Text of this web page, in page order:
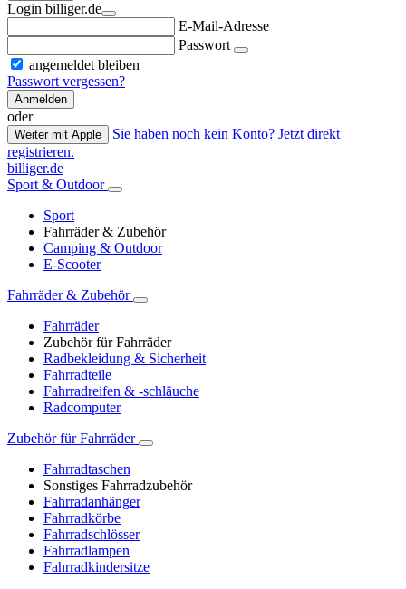
Login billiger.de
E-Mail-Adresse
Passwort
angemeldet bleiben
Passwort vergessen?
Anmelden
oder
Weiter mit Apple
Sie haben noch kein Konto? Jetzt direkt
registrieren.
billiger.de
Sport & Outdoor
Sport
Fahrräder & Zubehör
Camping & Outdoor
E-Scooter
Fahrräder & Zubehör
Fahrräder
Zubehör für Fahrräder
Radbekleidung & Sicherheit
Fahrradteile
Fahrradreifen & -schläuche
Radcomputer
Zubehör für Fahrräder
Fahrradtaschen
Sonstiges Fahrradzubehör
Fahrradanhänger
Fahrradkörbe
Fahrradschlösser
Fahrradlampen
Fahrradkindersitze